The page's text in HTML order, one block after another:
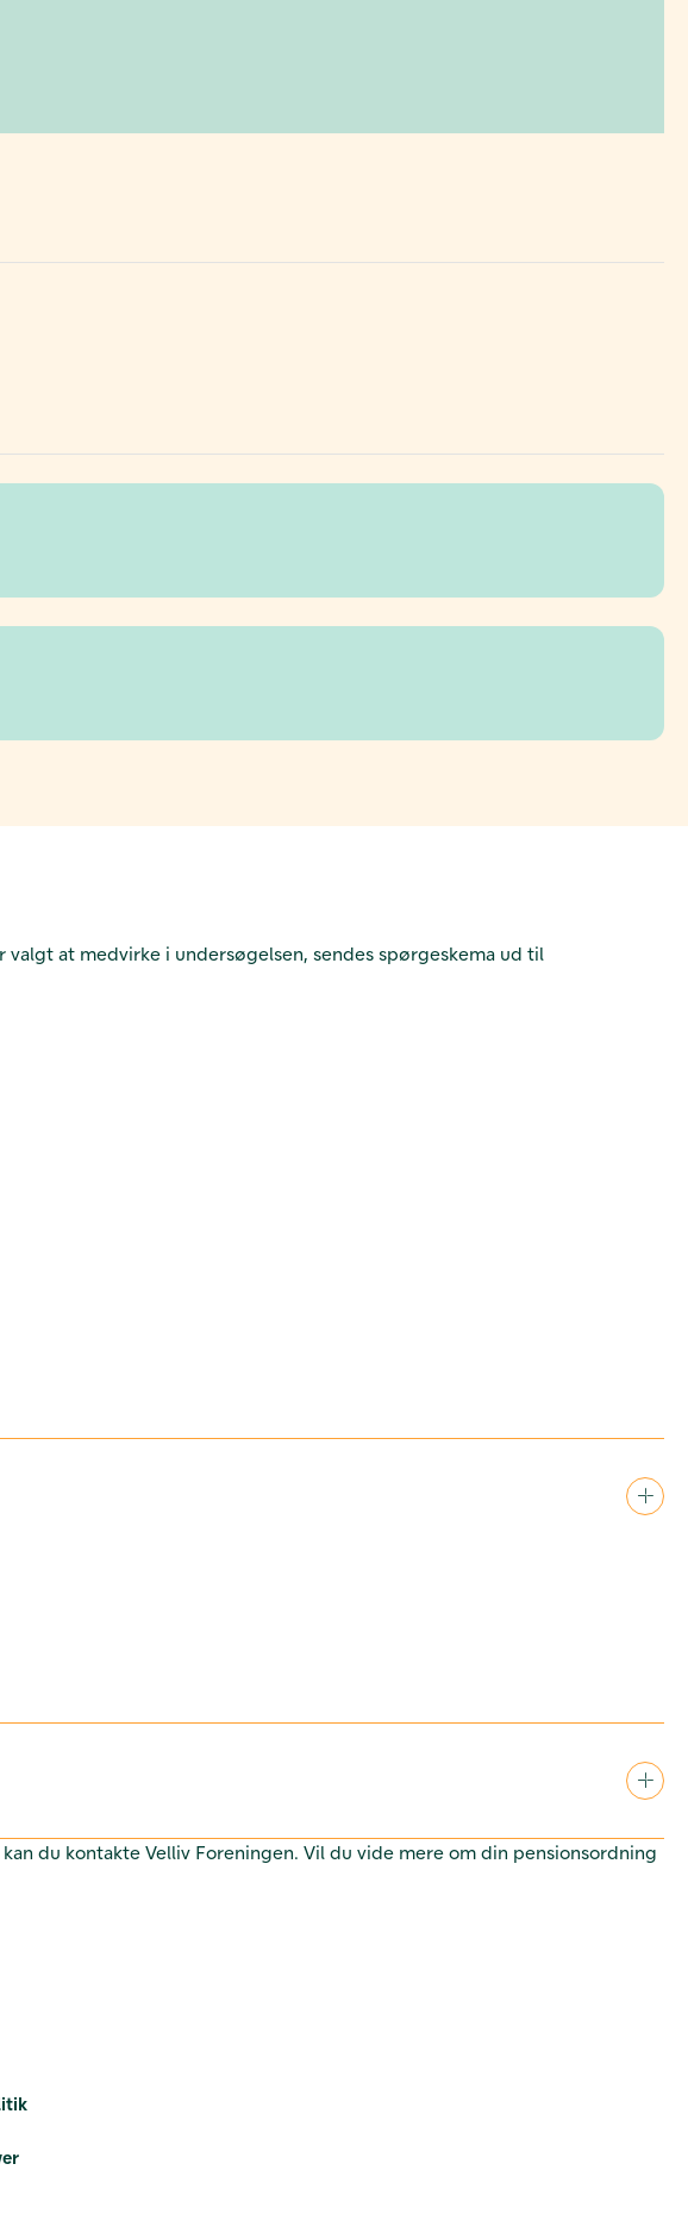
at medvirke i undersøgelsen, sendes spørgeskema ud til
du kontakte Velliv Foreningen. Vil du vide mere om din pensionsordning